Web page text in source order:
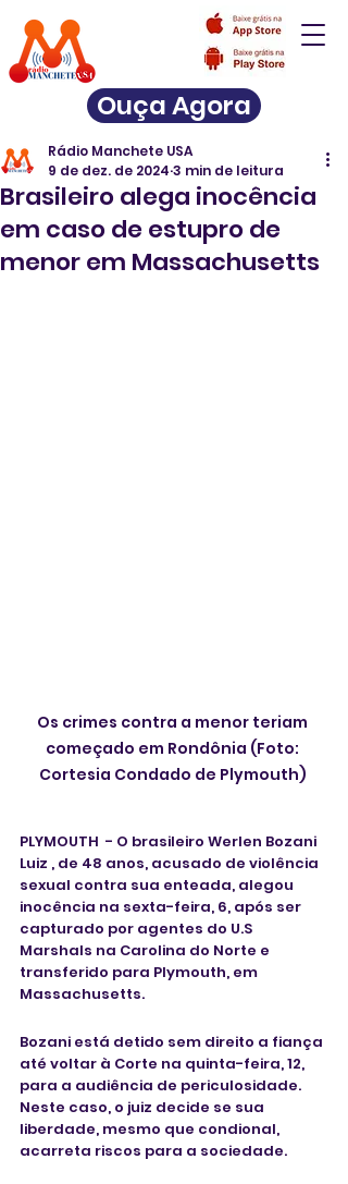
Ouça Agora
Brasileiro alega inocência
em caso de estupro de
menor em Massachusetts
Rádio Manchete USA
9 de dez. de 2024 3 min de leitura
Os crimes contra a menor teriam
começado em Rondônia (Foto:
Cortesia Condado de Plymouth)
PLYMOUTH  - O brasileiro Werlen Bozani
Luiz , de 48 anos, acusado de violência
sexual contra sua enteada, alegou
inocência na sexta-feira, 6, após ser
capturado por agentes do U.S
Marshals na Carolina do Norte e
transferido para Plymouth, em
Massachusetts.
Bozani está detido sem direito a fiança
até voltar à Corte na quinta-feira, 12,
para a audiência de periculosidade.
Neste caso, o juiz decide se sua
liberdade, mesmo que condional,
acarreta riscos para a sociedade.